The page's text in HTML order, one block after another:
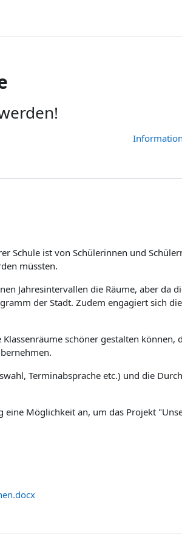
Schule ist von Schülerinnen und
müssten.
Jahresintervallen die Räume, aber da
der Stadt. Zudem engagiert sich
schöner gestalten
Terminabsprache etc.) und die
Möglichkeit an, um das Projekt